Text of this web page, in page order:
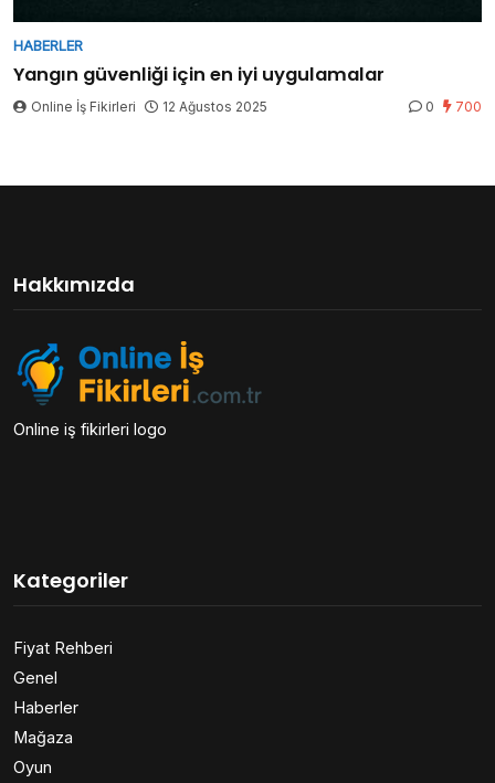
HABERLER
Yangın güvenliği için en iyi uygulamalar
Online İş Fikirleri 12 Ağustos 2025 0 700
Hakkımızda
Online iş fikirleri logo
Kategoriler
Fiyat Rehberi
Genel
Haberler
Mağaza
Oyun